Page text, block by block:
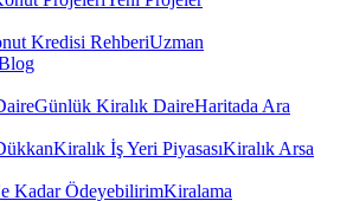
Kredisi RehberiUzman
Günlük Kiralık DaireHaritada Ara
Kiralık İş Yeri PiyasasıKiralık Arsa
Kadar ÖdeyebilirimKiralama